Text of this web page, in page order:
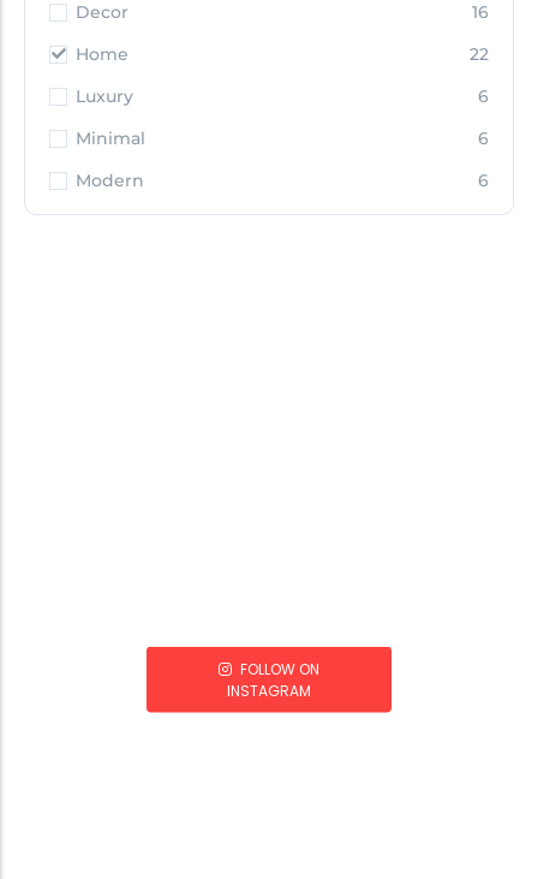
Decor
16
Home
22
Luxury
6
Minimal
6
Modern
6
FOLLOW ON
INSTAGRAM